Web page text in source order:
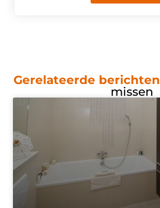
Gerelateerde berichten
missen